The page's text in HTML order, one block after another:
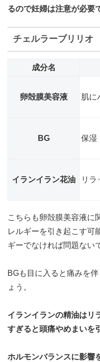
るので妊婦は注意が必要
チェルラーブリリオ
成分名
卵殻膜美容液 肌に
BG 保湿
イランイラン花油 リラ
こちらも卵殻膜美容液に
レルギーを引き起こす可
ギーでなければ問題ない
BGも目に入ると痛みを
ょう。
イランイランの精油はリ
すぎると頭痛やめまいを
ホルモンバランスに影響